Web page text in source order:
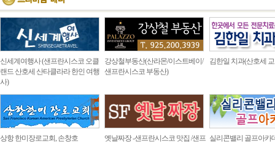
신세계여행사 (샌프란시스코 오클
랜드 산호세 산타클라라 한인 여행
사)
강상철부동산(산라몬/이스트베이/
샌프란시스코 부동산)
김한일 치과(산호세
상항 한미장로교회, 손창호
옛날짜장 -샌프란시스코 맛집 /샌프 실리콘밸리 골프아카